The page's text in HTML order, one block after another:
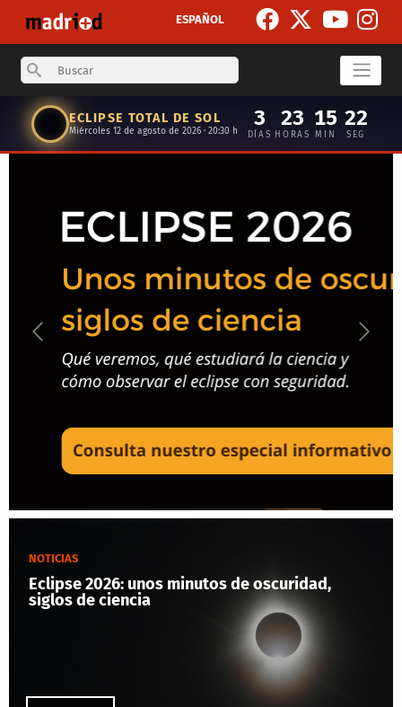
ESPAÑOL
Search
ECLIPSE TOTAL DE SOL
Miércoles 12 de agosto de 2026 · 20:30 h
3
DÍAS
23
HORAS
15
MIN
21
SEG
Anterior
NOTICIAS
Eclipse 2026: unos minutos de oscuridad,
siglos de ciencia